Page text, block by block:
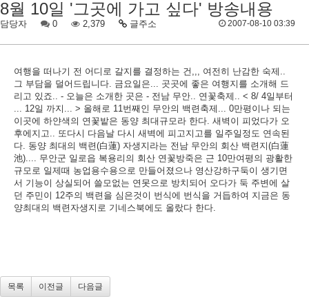
8월 10일 '그곳에 가고 싶다' 방송내용
담당자 0 2,379 글주소 2007-08-10 03:39
여행을 떠나기 전 어디로 갈지를 결정하는 건,,, 여전히 난감한 숙제..
그 부담을 덜어드립니다. 금요일은... 곳곳에 좋은 여행지를 소개해 드
리고 있죠.. - 오늘은 소개한 곳은 - 전남 무안.. 연꽃축제.. < 8/ 4일부터
... 12일 까지... > 올해로 11번째인 무안의 백련축제... 0만평이나 되는
이곳에 하얀색의 연꽃밭은 동양 최대규모라 한다. 새벽이 피었다가 오
후에지고.. 또다시 다음날 다시 새벽에 피고지고를 일주일정도 연속된
다. 동양 최대의 백련(白蓮) 자생지라는 전남 무안의 회산 백련지(白蓮
池).... 무안군 일로읍 복용리의 회산 연꽃방죽은 근 10만여평의 광활한
규모로 일제때 농업용수용으로 만들어졌으나 영산강하구둑이 생기면
서 기능이 상실되어 쓸모없는 연못으로 방치되어 오다가 둑 주변에 살
던 주민이 12주의 백련을 심은것이 번식에 번식을 거듭하여 지금은 동
양최대의 백련자생지로 기네스북에도 올랐다 한다.
목록 이전글 다음글